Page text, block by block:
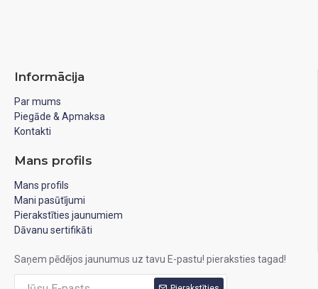
Informācija
Par mums
Piegāde & Apmaksa
Kontakti
Mans profils
Mans profils
Mani pasūtījumi
Pierakstīties jaunumiem
Dāvanu sertifikāti
Saņem pēdējos jaunumus uz tavu E-pastu! pieraksties tagad!